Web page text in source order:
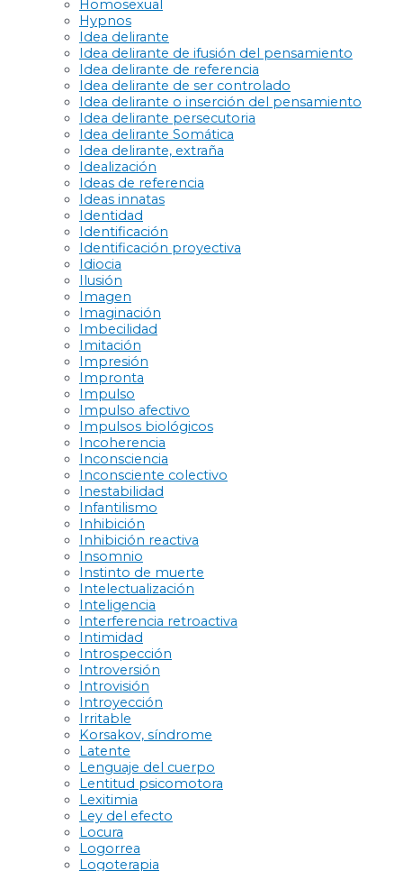
Homosexual
Hypnos
Idea delirante
Idea delirante de ifusión del pensamiento
Idea delirante de referencia
Idea delirante de ser controlado
Idea delirante o inserción del pensamiento
Idea delirante persecutoria
Idea delirante Somática
Idea delirante, extraña
Idealización
Ideas de referencia
Ideas innatas
Identidad
Identificación
Identificación proyectiva
Idiocia
Ilusión
Imagen
Imaginación
Imbecilidad
Imitación
Impresión
Impronta
Impulso
Impulso afectivo
Impulsos biológicos
Incoherencia
Inconsciencia
Inconsciente colectivo
Inestabilidad
Infantilismo
Inhibición
Inhibición reactiva
Insomnio
Instinto de muerte
Intelectualización
Inteligencia
Interferencia retroactiva
Intimidad
Introspección
Introversión
Introvisión
Introyección
Irritable
Korsakov, síndrome
Latente
Lenguaje del cuerpo
Lentitud psicomotora
Lexitimia
Ley del efecto
Locura
Logorrea
Logoterapia